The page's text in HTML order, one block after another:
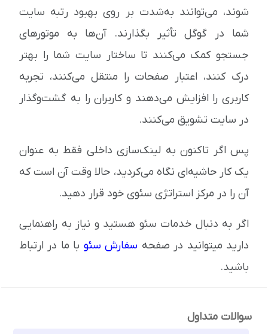
شوند، می‌توانند به‌شدت بر روی بهبود رتبه سایت
شما در گوگل تأثیر بگذارند. آن‌ها به موتورهای
جستجو کمک می‌کنند تا ساختار سایت شما را بهتر
درک کنند، اعتبار صفحات را منتقل می‌کنند، تجربه
کاربری را افزایش می‌دهند و کاربران را به گشت‌و‌گذار
در سایت تشویق می‌کنند.
پس اگر تاکنون به لینک‌سازی داخلی فقط به عنوان
یک کار حاشیه‌ای نگاه می‌کردید، حالا وقت آن است که
آن را در مرکز استراتژی سئوی خود قرار دهید.
اگر به دنبال خدمات سئو هستید و نیاز به راهنمایی
دارید میتوانید در صفحه سفارش سئو با ما در ارتباط
باشید.
سوالات متداول